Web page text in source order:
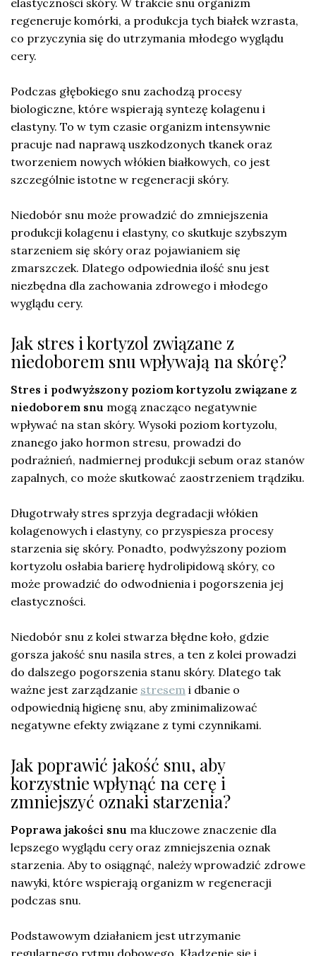
regeneruje komórki, a produkcja tych białek wzrasta,
co przyczynia się do utrzymania młodego wyglądu
cery.
Podczas głębokiego snu zachodzą procesy
biologiczne, które wspierają syntezę kolagenu i
elastyny. To w tym czasie organizm intensywnie
pracuje nad naprawą uszkodzonych tkanek oraz
tworzeniem nowych włókien białkowych, co jest
szczególnie istotne w regeneracji skóry.
Niedobór snu może prowadzić do zmniejszenia
produkcji kolagenu i elastyny, co skutkuje szybszym
starzeniem się skóry oraz pojawianiem się
zmarszczek. Dlatego odpowiednia ilość snu jest
niezbędna dla zachowania zdrowego i młodego
wyglądu cery.
Jak stres i kortyzol związane z
niedoborem snu wpływają na skórę?
Stres i podwyższony poziom kortyzolu związane z
niedoborem snu mogą znacząco negatywnie
wpływać na stan skóry. Wysoki poziom kortyzolu,
znanego jako hormon stresu, prowadzi do
podrażnień, nadmiernej produkcji sebum oraz stanów
zapalnych, co może skutkować zaostrzeniem trądziku.
Długotrwały stres sprzyja degradacji włókien
kolagenowych i elastyny, co przyspiesza procesy
starzenia się skóry. Ponadto, podwyższony poziom
kortyzolu osłabia barierę hydrolipidową skóry, co
może prowadzić do odwodnienia i pogorszenia jej
elastyczności.
Niedobór snu z kolei stwarza błędne koło, gdzie
gorsza jakość snu nasila stres, a ten z kolei prowadzi
do dalszego pogorszenia stanu skóry. Dlatego tak
ważne jest zarządzanie stresem i dbanie o
odpowiednią higienę snu, aby zminimalizować
negatywne efekty związane z tymi czynnikami.
Jak poprawić jakość snu, aby
korzystnie wpłynąć na cerę i
zmniejszyć oznaki starzenia?
Poprawa jakości snu ma kluczowe znaczenie dla
lepszego wyglądu cery oraz zmniejszenia oznak
starzenia. Aby to osiągnąć, należy wprowadzić zdrowe
nawyki, które wspierają organizm w regeneracji
podczas snu.
Podstawowym działaniem jest utrzymanie
regularnego rytmu dobowego. Kładzenie się i